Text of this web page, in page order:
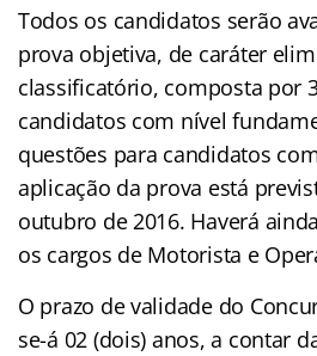
Todos os candidatos serão
prova objetiva, de caráter
classificatório, composta por
candidatos com nível
questões para candidatos
aplicação da prova está
outubro de 2016. Haverá
os cargos de Motorista e
O prazo de validade do
se-á 02 (dois) anos, a contar